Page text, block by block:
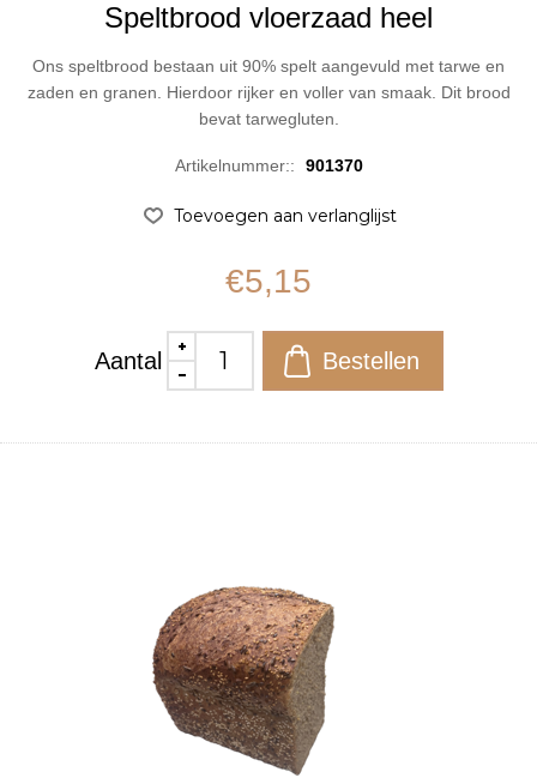
Speltbrood vloerzaad heel
Ons speltbrood bestaan uit 90% spelt aangevuld met tarwe en
zaden en granen. Hierdoor rijker en voller van smaak. Dit brood
bevat tarwegluten.
Artikelnummer:: 901370
€5,15
Aantal